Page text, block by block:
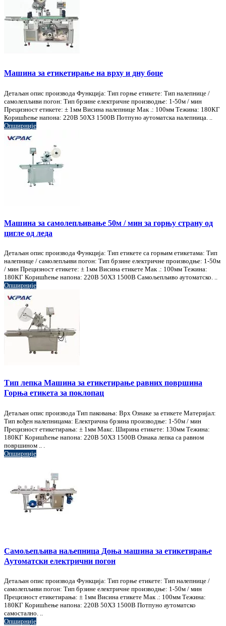
Машина за етикетирање на врху и дну боце
Детаљан опис производа Функција: Тип горње етикете: Тип налепнице /
самолепљиви погон: Тип брзине електричне производње: 1-50м / мин
Прецизност етикете: ± 1мм Висина налепнице Мак .: 100мм Тежина: 180КГ
Коришћење напона: 220В 50ХЗ 1500В Потпуно аутоматска налепница. ..
Опширније
Машина за самолепљивање 50м / мин за горњу страну од
цигле од леда
Детаљан опис производа Функција: Тип етикете са горњим етикетама: Тип
налепнице / самолепљиви погон: Тип брзине електричне производње: 1-50м
/ мин Прецизност етикете: ± 1мм Висина етикете Мак .: 100мм Тежина:
180КГ Коришћење напона: 220В 50ХЗ 1500В Самољепљиво аутоматско. ..
Опширније
Тип лепка Машина за етикетирање равних површина
Горња етикета за поклопац
Детаљан опис производа Тип паковања: Врх Ознаке за етикете Материјал:
Тип вођен налепницама: Електрична брзина производње: 1-50м / мин
Прецизност етикетирања: ± 1мм Макс. Ширина етикете: 130мм Тежина:
180КГ Коришћење напона: 220В 50ХЗ 1500В Ознака лепка са равном
површином .. .
Опширније
Самољепљива наљепница Доња машина за етикетирање
Аутоматски електрични погон
Детаљан опис производа Функција: Тип горње етикете: Тип налепнице /
самолепљиви погон: Тип брзине електричне производње: 1-50м / мин
Прецизност етикетирања: ± 1мм Висина етикете Мак .: 100мм Тежина:
180КГ Коришћење напона: 220В 50ХЗ 1500В Потпуно аутоматско
самостално. ..
Опширније